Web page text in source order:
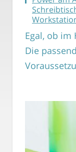
Egal, ob
Die